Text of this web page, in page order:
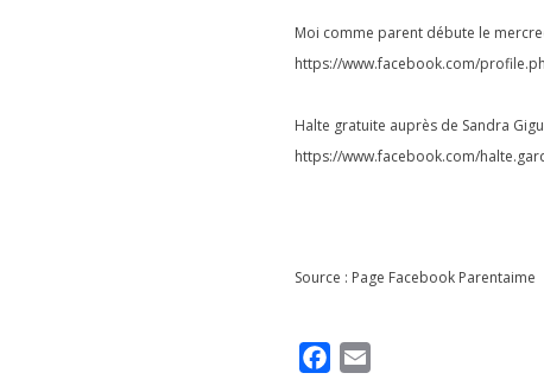
Moi comme parent débute le
https://www.facebook.com/
Halte gratuite auprès de Sandra
https://www.facebook.com/
Source : Page Facebook Parentaime